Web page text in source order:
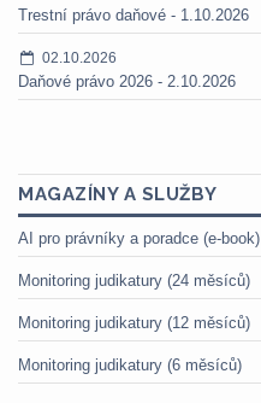
Trestní právo daňové - 1.10.2026
02.10.2026
Daňové právo 2026 - 2.10.2026
MAGAZÍNY A SLUŽBY
AI pro právníky a poradce (e-book)
Monitoring judikatury (24 měsíců)
Monitoring judikatury (12 měsíců)
Monitoring judikatury (6 měsíců)